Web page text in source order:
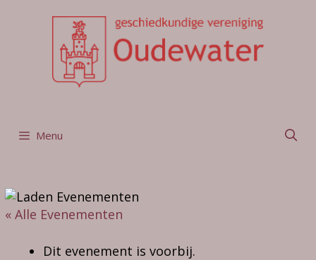
Menu
« Alle Evenementen
Dit evenement is voorbij.